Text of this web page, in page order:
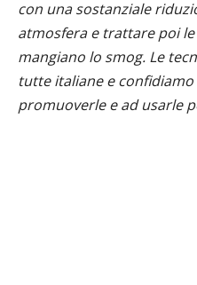
con una sostanziale
atmosfera e trattare poi
mangiano lo smog. Le
tutte italiane e confidiamo
promuoverle e ad usarle